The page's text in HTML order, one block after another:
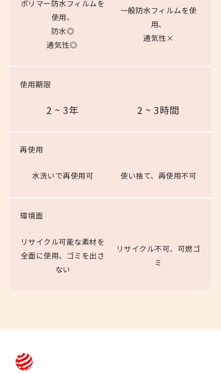
ポリマー防水フィルムを
使用、
防水◎
通気性◎
一般防水フィルムを使
用、
通気性×
使用期限
2 ~ 3年 2 ~ 3時間
再使用
水洗いで再使用可 使い捨て、再使用不可
環境面
リサイクル可能な素材を
全面に使用、ゴミを出さ
ない
リサイクル不可、可燃ゴ
ミ